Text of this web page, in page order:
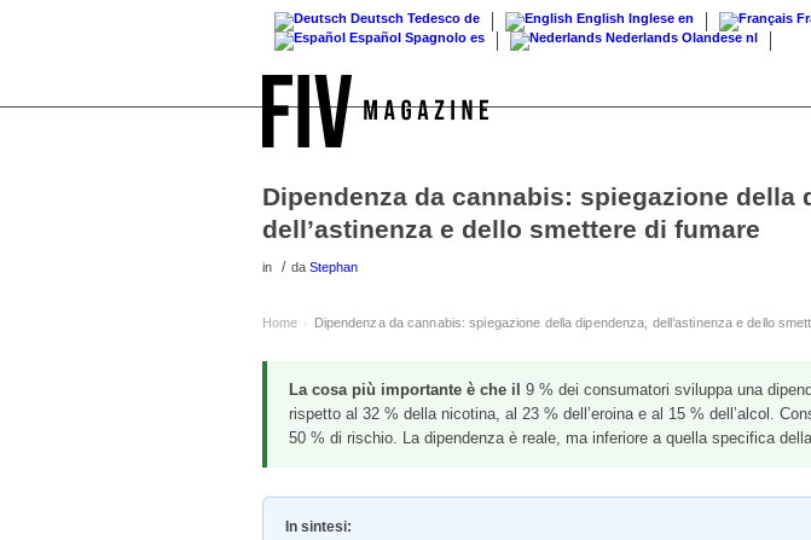
Deutsch Tedesco de English Inglese en
Español Spagnolo es Nederlands Olandese nl
Dipendenza da cannabis: spiegazione della
dell’astinenza e dello smettere di fumare
in / da Stephan
Home › Dipendenza da cannabis: spiegazione della dipendenza, dell’astinenza e dello
La cosa più importante è che il
9 % dei consumatori sviluppa una
rispetto al 32 % della nicotina, al 23 % dell’eroina e al 15 % dell’alcol.
50 % di rischio. La dipendenza è reale, ma inferiore a quella specifica
In sintesi: